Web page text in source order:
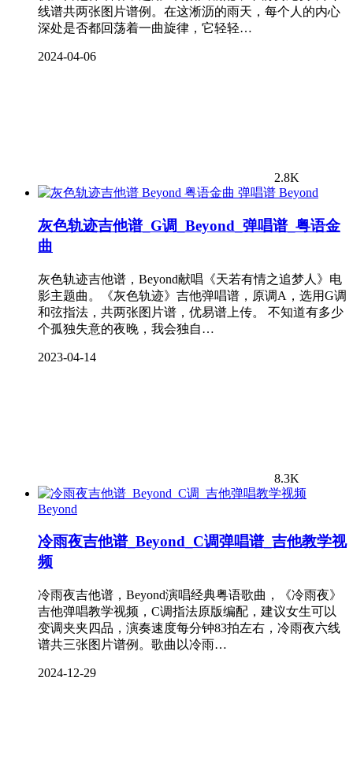
线谱共两张图片谱例。在这淅沥的雨天，每个人的内心
深处是否都回荡着一曲旋律，它轻轻…
2024-04-06
2.8K
Beyond
灰色轨迹吉他谱_G调_Beyond_弹唱谱_粤语金
曲
灰色轨迹吉他谱，Beyond献唱《天若有情之追梦人》电
影主题曲。《灰色轨迹》吉他弹唱谱，原调A，选用G调
和弦指法，共两张图片谱，优易谱上传。 不知道有多少
个孤独失意的夜晚，我会独自…
2023-04-14
8.3K
Beyond
冷雨夜吉他谱_Beyond_C调弹唱谱_吉他教学视
频
冷雨夜吉他谱，Beyond演唱经典粤语歌曲，《冷雨夜》
吉他弹唱教学视频，C调指法原版编配，建议女生可以
变调夹夹四品，演奏速度每分钟83拍左右，冷雨夜六线
谱共三张图片谱例。歌曲以冷雨…
2024-12-29